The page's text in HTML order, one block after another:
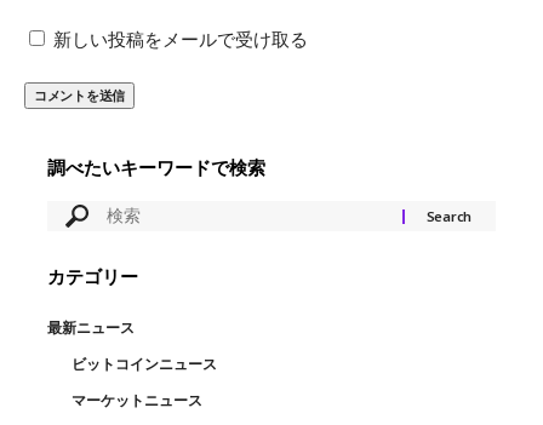
新しい投稿をメールで受け取る
調べたいキーワードで検索
カテゴリー
最新ニュース
ビットコインニュース
マーケットニュース